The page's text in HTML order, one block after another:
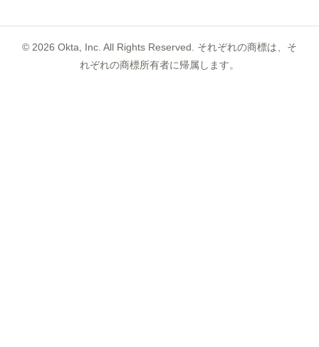
© 2026 Okta, Inc. All Rights Reserved. それぞれの商標は、そ
れぞれの商標所有者に帰属します。